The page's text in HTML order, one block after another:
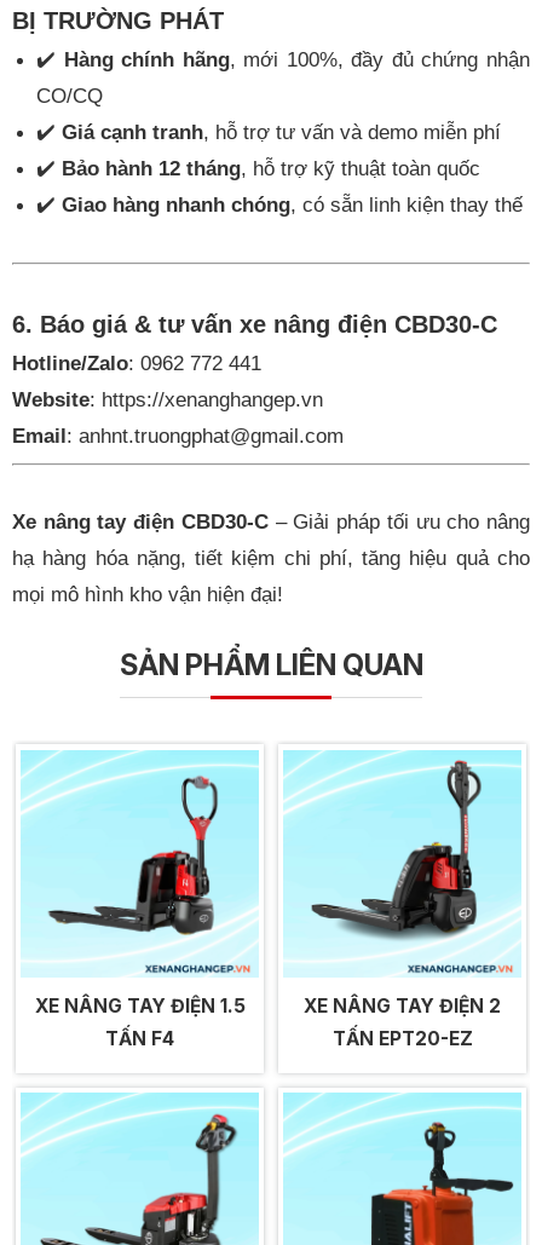
BỊ TRƯỜNG PHÁT
✔️ Hàng chính hãng, mới 100%, đầy đủ chứng nhận
CO/CQ
✔️ Giá cạnh tranh, hỗ trợ tư vấn và demo miễn phí
✔️ Bảo hành 12 tháng, hỗ trợ kỹ thuật toàn quốc
✔️ Giao hàng nhanh chóng, có sẵn linh kiện thay thế
6. Báo giá & tư vấn xe nâng điện CBD30-C
Hotline/Zalo: 0962 772 441
Website: https://xenanghangep.vn
Email : anhnt.truongphat@gmail.com
Xe nâng tay điện CBD30-C– Giải pháp tối ưu cho nâng
hạ hàng hóa nặng, tiết kiệm chi phí, tăng hiệu quả cho
mọi mô hình kho vận hiện đại!
SẢN PHẨM LIÊN QUAN
XE NÂNG TAY ĐIỆN 1.5
TẤN F4
XE NÂNG TAY ĐIỆN 2
TẤN EPT20-EZ